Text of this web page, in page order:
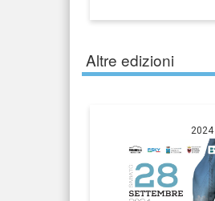
Altre edizioni
2024